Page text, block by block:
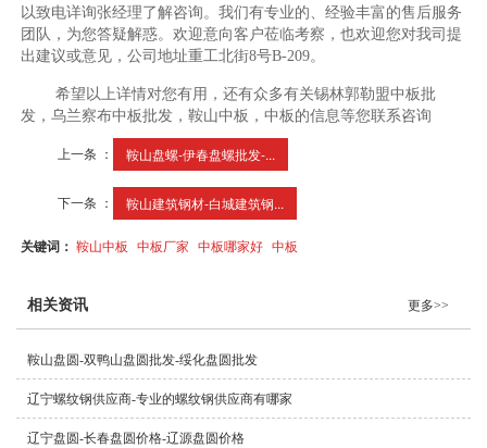
以致电详询张经理了解咨询。我们有专业的、经验丰富的售后服务
团队，为您答疑解惑。欢迎意向客户莅临考察，也欢迎您对我司提
出建议或意见，公司地址重工北街8号B-209。
希望以上详情对您有用，还有众多有关锡林郭勒盟中板批
发，乌兰察布中板批发，鞍山中板，中板的信息等您联系咨询
上一条 ： 鞍山盘螺-伊春盘螺批发-...
下一条 ： 鞍山建筑钢材-白城建筑钢...
关键词：鞍山中板 中板厂家 中板哪家好 中板
相关资讯 更多>>
鞍山盘圆-双鸭山盘圆批发-绥化盘圆批发
辽宁螺纹钢供应商-专业的螺纹钢供应商有哪家
辽宁盘圆-长春盘圆价格-辽源盘圆价格